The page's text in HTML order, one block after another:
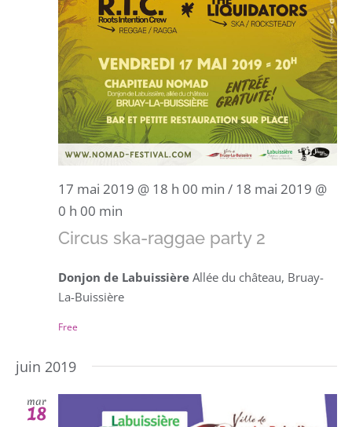
17 mai 2019 @ 18 h 00 min / 18 mai 2019 @
0 h 00 min
Circus ska-raggae party 2
Donjon de Labuissière Allée du château, Bruay-
La-Buissière
Free
juin 2019
mar
18